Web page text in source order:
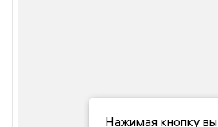
Нажимая кнопку вы